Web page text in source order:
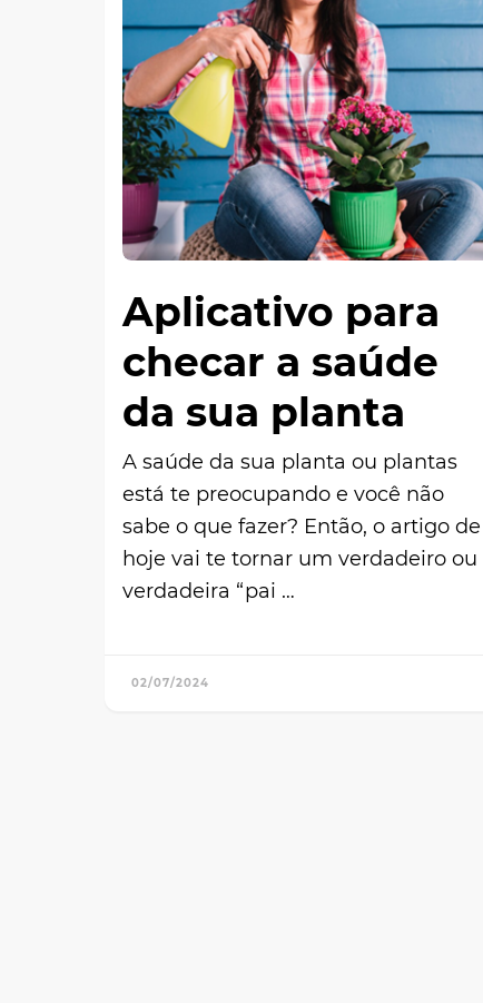
Aplicativo para
checar a saúde
da sua planta
A saúde da sua planta ou plantas
está te preocupando e você não
sabe o que fazer? Então, o artigo de
hoje vai te tornar um verdadeiro ou
verdadeira “pai …
02/07/2024